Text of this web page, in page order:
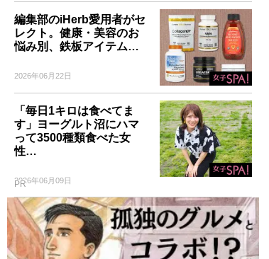
編集部のiHerb愛用者がセ
レクト。健康・美容のお
悩み別、鉄板アイテム…
2026年06月22日
「毎日1キロは食べてま
す」ヨーグルト沼にハマ
って3500種類食べた女
性…
2026年06月09日
PR